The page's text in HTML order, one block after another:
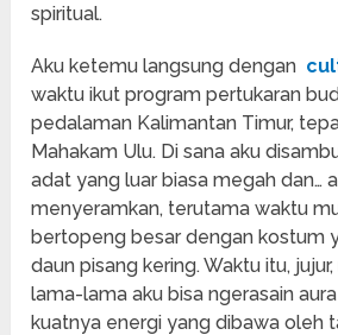
spiritual.
Aku ketemu langsung dengan
waktu ikut program pertukaran
pedalaman Kalimantan Timur,
Mahakam Ulu. Di sana aku
adat yang luar biasa megah dan…
menyeramkan, terutama waktu
bertopeng besar dengan kostum
daun pisang kering. Waktu itu,
lama-lama aku bisa ngerasain
kuatnya energi yang dibawa oleh